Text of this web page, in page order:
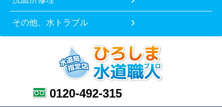
その他、水トラブル
0120-492-315